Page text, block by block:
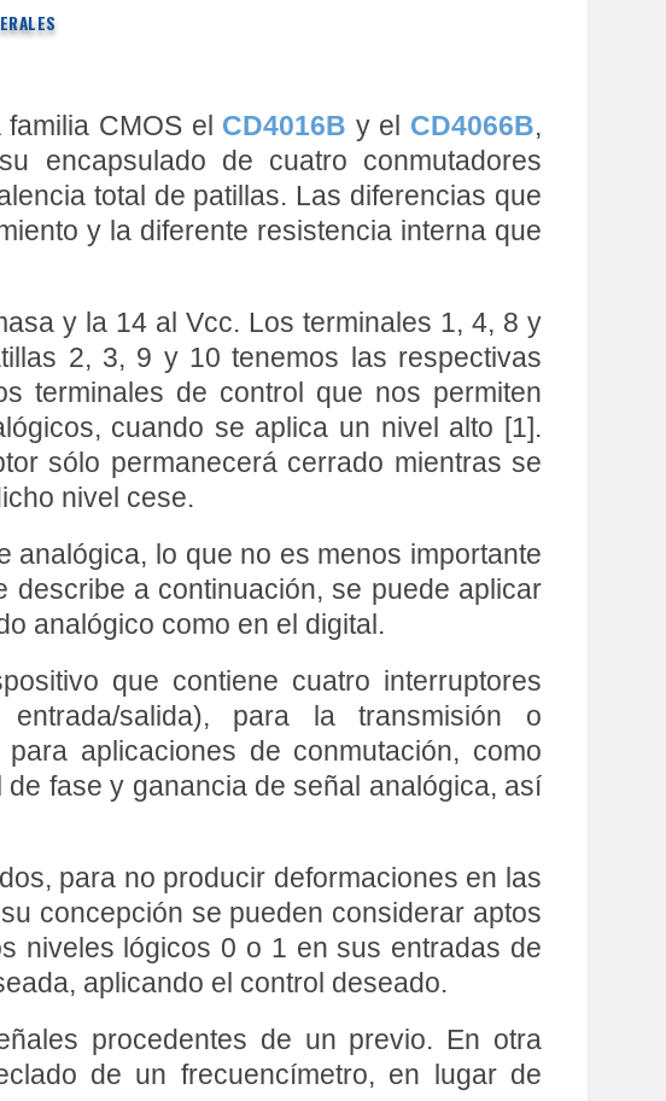
CMOS el CD4016B y el CD4066B,
encapsulado de cuatro conmutadores
total de patillas. Las diferencias que
y la diferente resistencia interna que
y la 14 al Vcc. Los terminales 1, 4, 8 y
2, 3, 9 y 10 tenemos las respectivas
terminales de control que nos permiten
cuando se aplica un nivel alto [1].
sólo permanecerá cerrado mientras se
nivel cese.
analógica, lo que no es menos importante
a continuación, se puede aplicar
analógico como en el digital.
que contiene cuatro interruptores
salida), para la transmisión o
aplicaciones de conmutación, como
fase y ganancia de señal analógica, así
para no producir deformaciones en las
concepción se pueden considerar aptos
niveles lógicos 0 o 1 en sus entradas de
aplicando el control deseado.
procedentes de un previo. En otra
de un frecuencímetro, en lugar de